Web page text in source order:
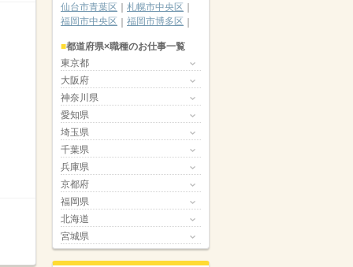
仙台市青葉区
札幌市中央区
福岡市中央区
福岡市博多区
都道府県×職種のお仕事一覧
東京都
大阪府
神奈川県
愛知県
埼玉県
千葉県
兵庫県
京都府
福岡県
北海道
宮城県